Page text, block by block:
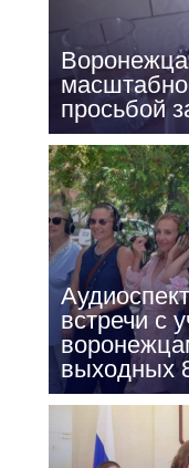
просьбой
встречи с
выходных